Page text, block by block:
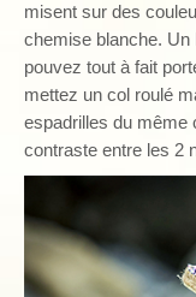
misent sur des
chemise blanche.
pouvez tout à fait
mettez un col roulé
espadrilles du même
contraste entre les 2